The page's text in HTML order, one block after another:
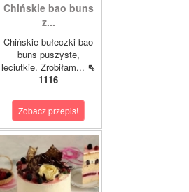
Chińskie bao buns
z...
Chińskie bułeczki bao
buns puszyste,
leciutkie. Zrobiłam... ⇖
1116
Zobacz przepis!